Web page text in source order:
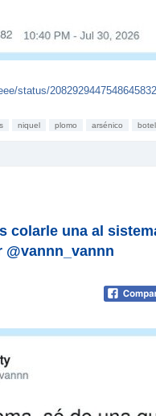
status/2082929447548645832
niquel plomo arsénico
colarle una al
@vannn_vannn